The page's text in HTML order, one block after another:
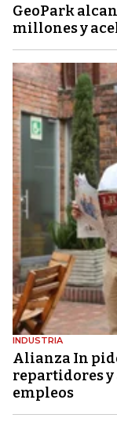
GeoPark
millones y
INDUSTRIA
Alianza In
repartidores y
empleos